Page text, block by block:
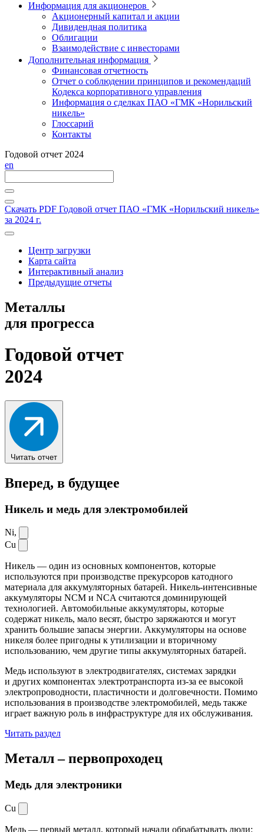
Информация для акционеров
Акционерный капитал и акции
Дивидендная политика
Облигации
Взаимодействие с инвесторами
Дополнительная информация
Финансовая отчетность
Отчет о соблюдении принципов и рекомендаций
Кодекса корпоративного управления
Информация о сделках ПАО «ГМК «Норильский
никель»
Глоссарий
Контакты
Годовой отчет 2024
en
Скачать PDF Годовой отчет ПАО «ГМК «Норильский никель»
за 2024 г.
Центр загрузки
Карта сайта
Интерактивный анализ
Предыдущие отчеты
Металлы
для прогресса
Годовой отчет
2024
Читать отчет
Вперед, в будущее
Никель и медь для электромобилей
Ni,
Cu
Никель — один из основных компонентов, которые
используются при производстве прекурсоров катодного
материала для аккумуляторных батарей. Никель-интенсивные
аккумуляторы NCM и NCA считаются доминирующей
технологией. Автомобильные аккумуляторы, которые
содержат никель, мало весят, быстро заряжаются и могут
хранить большие запасы энергии. Аккумуляторы на основе
никеля более пригодны к утилизации и вторичному
использованию, чем другие типы аккумуляторных батарей.
Медь используют в электродвигателях, системах зарядки
и других компонентах электротранспорта из-за ее высокой
электропроводности, пластичности и долговечности. Помимо
использования в производстве электромобилей, медь также
играет важную роль в инфраструктуре для их обслуживания.
Читать раздел
Металл –первопроходец
Медь для электроники
Cu
Медь — первый металл, который начали обрабатывать люди: